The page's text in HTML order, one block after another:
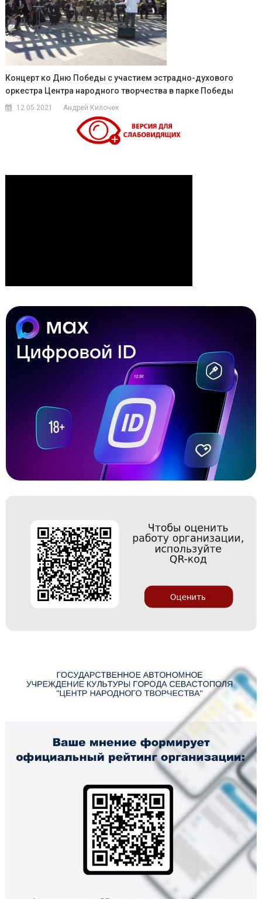
Концерт ко Дню Победы с участием эстрадно-духового
оркестра Центра народного творчества в парке Победы
12.05.2021 Андрей Килочек